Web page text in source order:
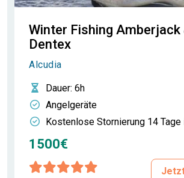
Winter Fishing Amberjack
Dentex
Alcudia
Dauer: 6h
Angelgeräte
Kostenlose Stornierung 14 Tage
1500€